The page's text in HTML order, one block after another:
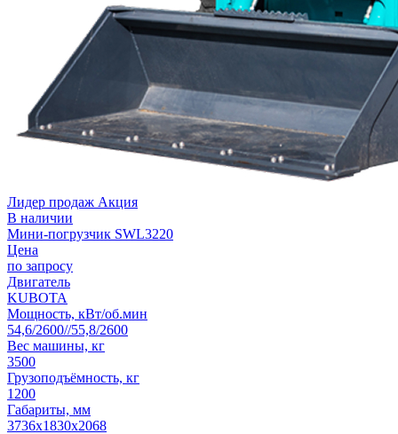
Лидер продаж Акция
В наличии
Мини-погрузчик SWL3220
Цена
по запросу
Двигатель
KUBOTA
Мощность, кВт/об.мин
54,6/2600//55,8/2600
Вес машины, кг
3500
Грузоподъёмность, кг
1200
Габариты, мм
3736х1830х2068